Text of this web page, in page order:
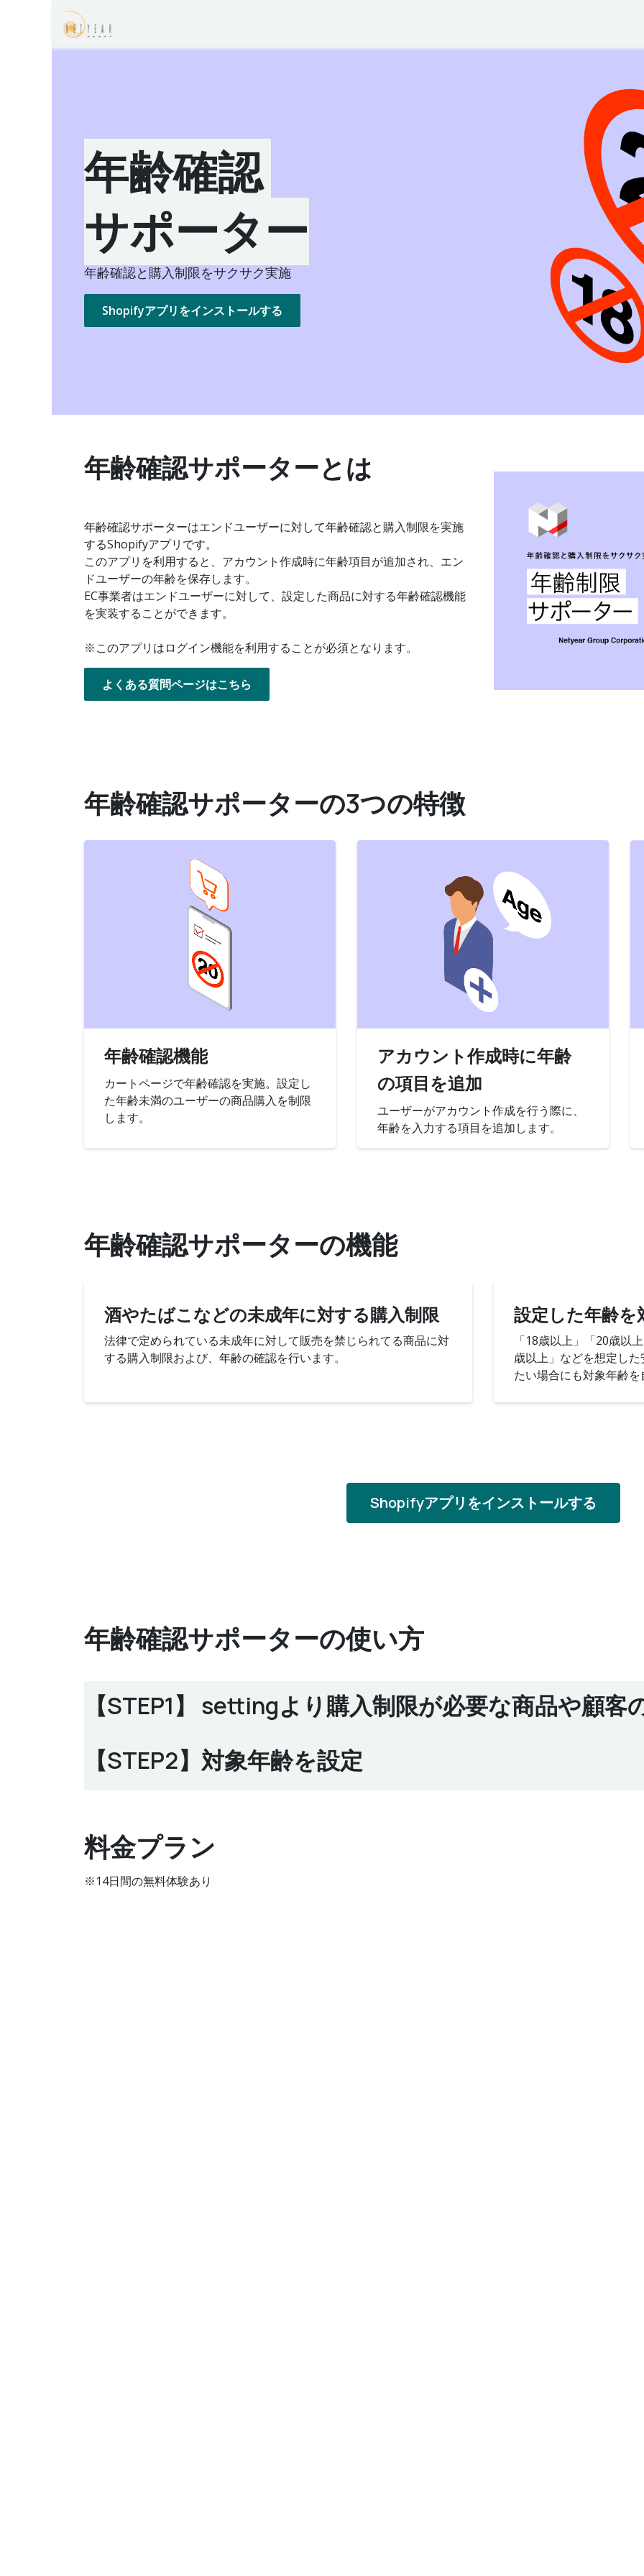
コンテンツへスキップ
年齢確認
サポーター
年齢確認と購入制限をサクサク実施
Shopifyアプリをインストールする
年齢確認サポーターとは
年齢確認サポーターはエンドユーザーに対して年齢確認と購入制限を実施
するShopifyアプリです。
このアプリを利用すると、アカウント作成時に年齢項目が追加され、エン
ドユーザーの年齢を保存します。
EC事業者はエンドユーザーに対して、設定した商品に対する年齢確認機能
を実装することができます。
※このアプリはログイン機能を利用することが必須となります。
よくある質問ページはこちら
年齢確認サポーターの3つの特徴
年齢確認機能
カートページで年齢確認を実施。設定し
た年齢未満のユーザーの商品購入を制限
します。
アカウント作成時に年齢
の項目を追加
ユーザーがアカウント作成を行う際に、
年齢を入力する項目を追加します。
年齢確認サポーターの機能
酒やたばこなどの未成年に対する購入制限
法律で定められている未成年に対して販売を禁じられてる商品に対
する購入制限および、年齢の確認を行います。
設定した年齢を
「18歳以上」「20歳以
歳以上」などを想定し
たい場合にも対象年齢
Shopifyアプリをインストールする
年齢確認サポーターの使い方
【STEP1】 settingより購入制限が必要な商品や顧客
【STEP2】対象年齢を設定
料金プラン
※14日間の無料体験あり